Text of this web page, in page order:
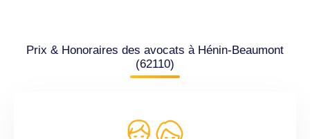
Prix & Honoraires des avocats à Hénin-Beaumont
(62110)